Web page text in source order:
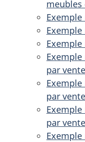
meubles
Exemple
Exemple
Exemple
Exemple
par vente
Exemple
par vente
Exemple
par vente
Exemple